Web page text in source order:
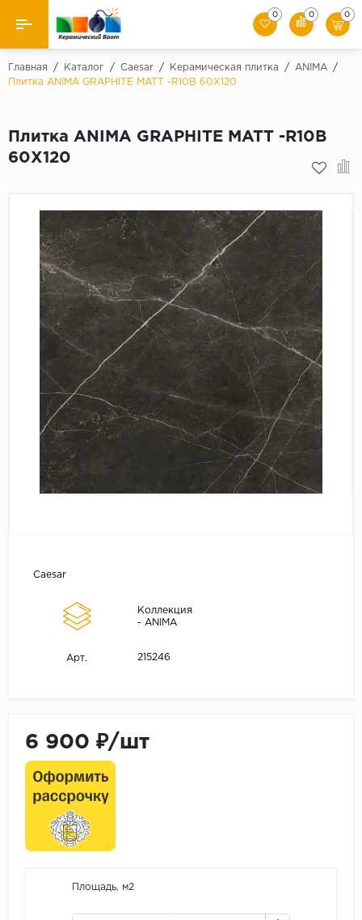
Назад
Керамическая плитка
Мозаики
Искусственный камень
Клинкер
0 0 0
Главная / Каталог / Caesar / Керамическая плитка / ANIMA
/
Плитка ANIMA GRAPHITE MATT -R10B 60X120
Плитка ANIMA GRAPHITE MATT -R10B
60X120
Caesar
Коллекция
- ANIMA
Арт. 215246
6 900 ₽/шт
Площадь, м2